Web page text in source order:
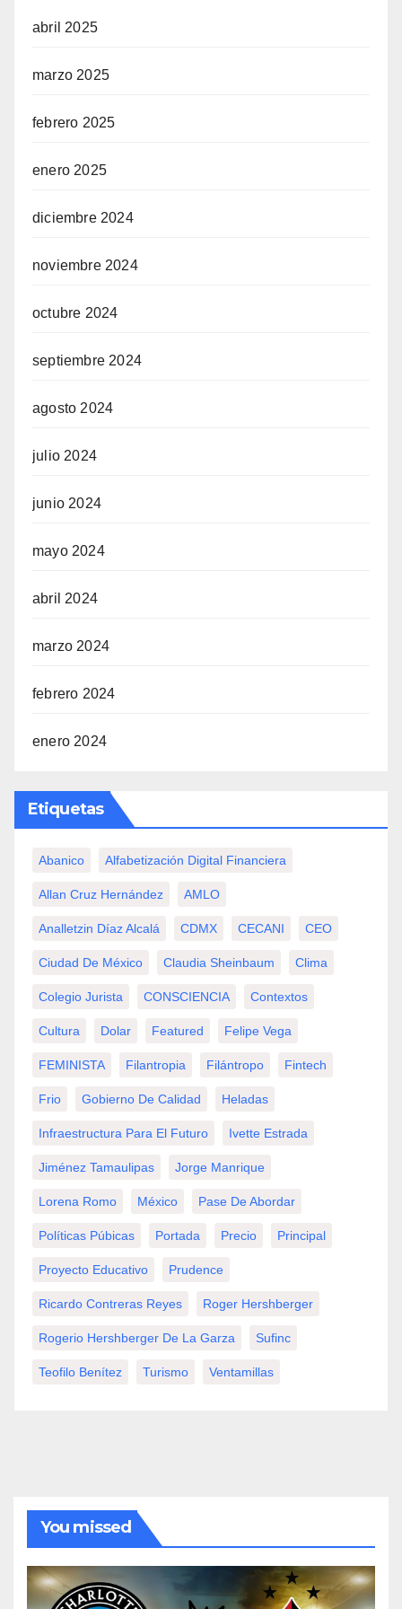
abril 2025
marzo 2025
febrero 2025
enero 2025
diciembre 2024
noviembre 2024
octubre 2024
septiembre 2024
agosto 2024
julio 2024
junio 2024
mayo 2024
abril 2024
marzo 2024
febrero 2024
enero 2024
Etiquetas
Abanico Alfabetización Digital Financiera
Allan Cruz Hernández AMLO
Analletzin Díaz Alcalá CDMX CECANI CEO
Ciudad De México Claudia Sheinbaum Clima
Colegio Jurista CONSCIENCIA Contextos
Cultura Dolar Featured Felipe Vega
FEMINISTA Filantropia Filántropo Fintech
Frio Gobierno De Calidad Heladas
Infraestructura Para El Futuro Ivette Estrada
Jiménez Tamaulipas Jorge Manrique
Lorena Romo México Pase De Abordar
Políticas Púbicas Portada Precio Principal
Proyecto Educativo Prudence
Ricardo Contreras Reyes Roger Hershberger
Rogerio Hershberger De La Garza Sufinc
Teofilo Benítez Turismo Ventamillas
You missed